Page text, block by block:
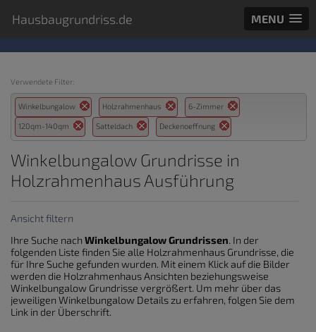
Hausbaugrundriss.de MENU
Verwendete Filter:
Winkelbungalow Holzrahmenhaus 6-Zimmer
120qm-140qm Satteldach Deckenoeffnung
Winkelbungalow Grundrisse in
Holzrahmenhaus Ausführung
Ansicht filtern
Ihre Suche nach Winkelbungalow Grundrissen. In der
folgenden Liste finden Sie alle Holzrahmenhaus Grundrisse, die
für Ihre Suche gefunden wurden. Mit einem Klick auf die Bilder
werden die Holzrahmenhaus Ansichten beziehungsweise
Winkelbungalow Grundrisse vergrößert. Um mehr über das
jeweiligen Winkelbungalow Details zu erfahren, folgen Sie dem
Link in der Überschrift.